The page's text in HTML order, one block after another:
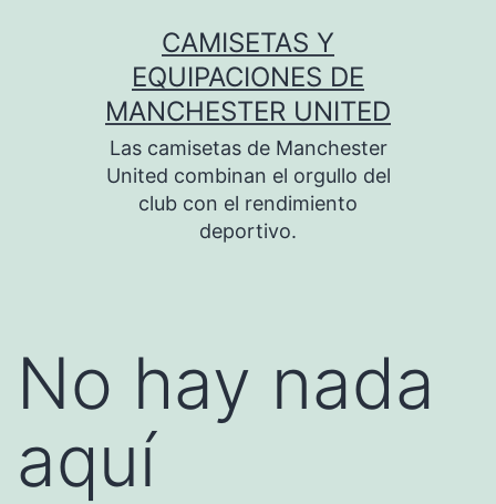
CAMISETAS Y
EQUIPACIONES DE
MANCHESTER UNITED
Las camisetas de Manchester
United combinan el orgullo del
club con el rendimiento
deportivo.
No hay nada
aquí